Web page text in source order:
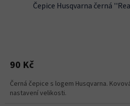
Čepice Husqvarna černá
90 Kč
Černá čepice s logem Husqvarna.
nastavení velikosti.